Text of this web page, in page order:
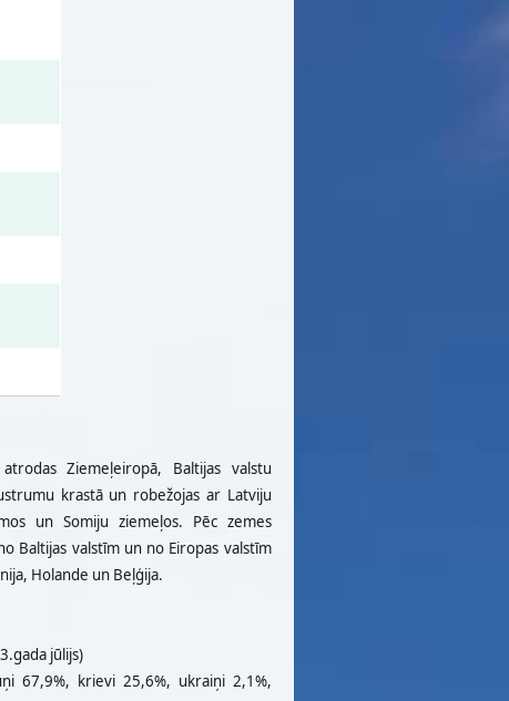
atrodas Ziemeļeiropā, Baltijas valstu
krastā un robežojas ar Latviju
un Somiju ziemeļos. Pēc zemes
Baltijas valstīm un no Eiropas valstīm
Holande un Beļģija.
jūlijs)
67,9%, krievi 25,6%, ukraiņi 2,1%,